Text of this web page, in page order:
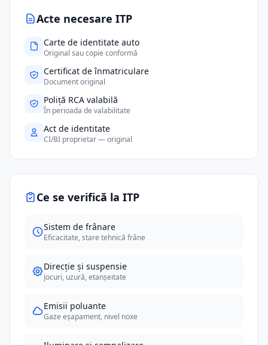
Acte necesare ITP
Carte de identitate auto
Original sau copie conformă
Certificat de înmatriculare
Document original
Poliță RCA valabilă
În perioada de valabilitate
Act de identitate
CI/BI proprietar — original
Ce se verifică la ITP
Sistem de frânare
Eficacitate, stare tehnică frâne
Direcție și suspensie
Jocuri, uzură, etanșeitate
Emisii poluante
Gaze eșapament, nivel noxe